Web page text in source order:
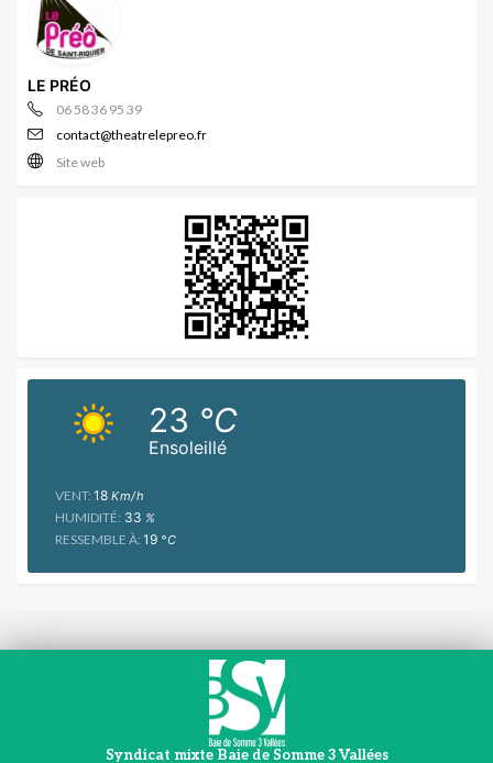
LE PRÉO
06 58 36 95 39
contact@theatrelepreo.fr
Site web
Ensoleillé
23 °C
VENT: 18 Km/h
HUMIDITÉ: 33 %
RESSEMBLE À: 19 °C
Syndicat mixte Baie de Somme 3 Vallées